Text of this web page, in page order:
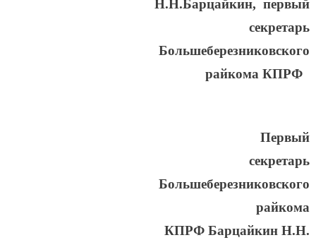
Н.Н.Барцайкин, первый
секретарь
Большеберезниковского
райкома КПРФ
Первый
секретарь
Большеберезниковского
райкома
КПРФБарцайкин Н.Н.